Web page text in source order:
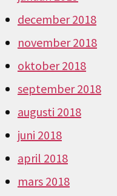
december 2018
november 2018
oktober 2018
september 2018
augusti 2018
juni 2018
april 2018
mars 2018